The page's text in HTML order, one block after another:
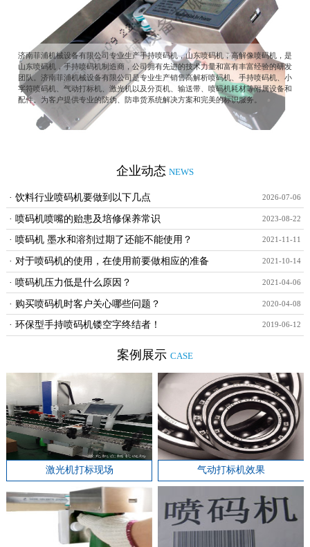
济南菲浦机械设备有限公司专业生产手持喷码机，山东喷码机，高解像喷码机，是
山东喷码机，手持喷码机制造商，公司拥有先进的技术力量和富有丰富经验的研发
团队。济南菲浦机械设备有限公司是专业生产销售高解析喷码机、手持喷码机、小
字符喷码机、气动打标机、激光机以及分页机、输送带、喷码机耗材等附属设备和
配件。为客户提供专业的防伪、防串货系统解决方案和完美的标识服务。
企业动态 NEWS
· 饮料行业喷码机要做到以下几点 2026-07-06
· 喷码机喷嘴的贻患及培修保养常识 2023-08-22
· 喷码机 墨水和溶剂过期了还能不能使用？ 2021-11-11
· 对于喷码机的使用，在使用前要做相应的准备 2021-10-14
· 喷码机压力低是什么原因？ 2021-04-06
· 购买喷码机时客户关心哪些问题？ 2020-04-08
· 环保型手持喷码机镂空字终结者！ 2019-06-12
案例展示 CASE
激光机打标现场 气动打标机效果